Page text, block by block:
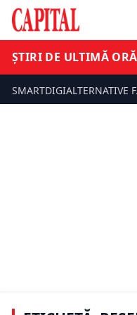
ȘTIRI DE ULTIMĂ ORĂ
SMARTDIGIALTERNATIVE
Orașele cu cel mai